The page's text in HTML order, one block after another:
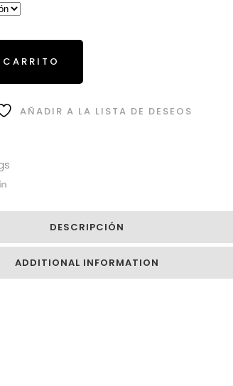
AÑADIR A LA LISTA DE DESEOS
DESCRIPCIÓN
ADDITIONAL INFORMATION